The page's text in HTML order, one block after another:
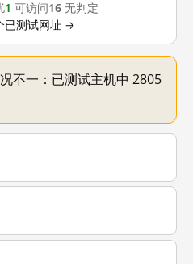
1 可访问16 无判定
已测试网址 →
不一：已测试主机中 2805